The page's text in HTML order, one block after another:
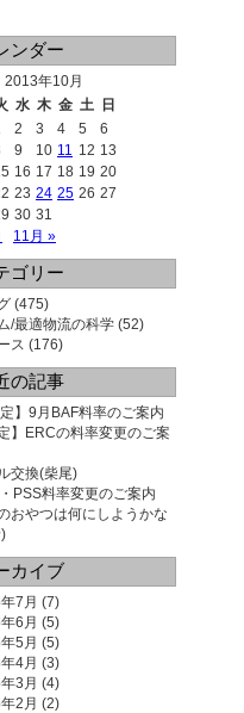
ンダー
2013年10月
水 木 金 土
日
2 3 4 5
6
9 10 11 12 13
16 17 18 19 20
23 24 25 26 27
30 31
11月 »
ゴリー
(475)
/最適物流の科学 (52)
ス (176)
の記事
定】9月BAF料率のご案内
定】ERCの料率変更のご案
交換(柴尾)
PSS料率変更のご案内
おやつは何にしようかな
カイブ
7月 (7)
6月 (5)
5月 (5)
4月 (3)
3月 (4)
2月 (2)